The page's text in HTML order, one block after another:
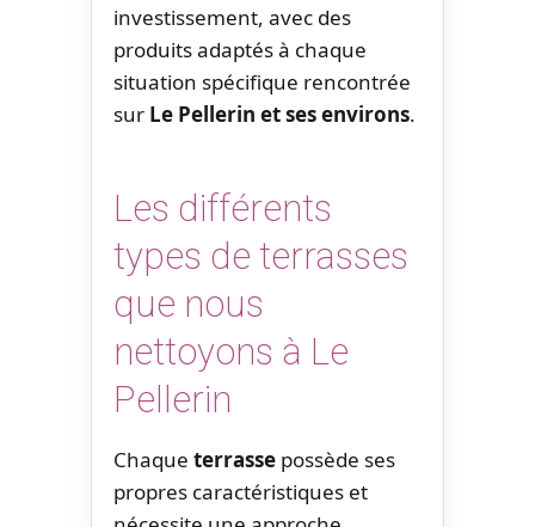
investissement, avec des
produits adaptés à chaque
situation spécifique rencontrée
sur Le Pellerin et ses environs.
Les différents
types de terrasses
que nous
nettoyons à Le
Pellerin
Chaque terrasse possède ses
propres caractéristiques et